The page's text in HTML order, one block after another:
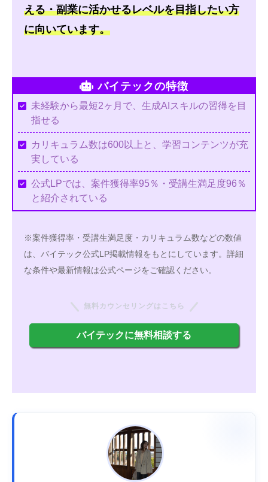
える・副業に活かせるレベルを目指したい方
に向いています。
バイテックの特徴
未経験から最短2ヶ月で、生成AIスキルの習得を目
指せる
カリキュラム数は600以上と、学習コンテンツが充
実している
公式LPでは、案件獲得率95％・受講生満足度96％
と紹介されている
※案件獲得率・受講生満足度・カリキュラム数などの数値
は、バイテック公式LP掲載情報をもとにしています。詳細
な条件や最新情報は公式ページをご確認ください。
無料カウンセリングはこちら
バイテックに無料相談する